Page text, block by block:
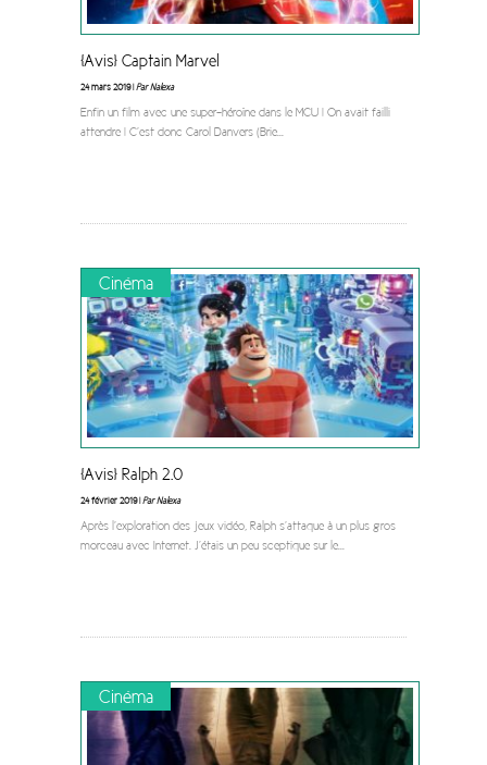
[Avis] Captain Marvel
24 mars 2019 |Par Nalexa
Enfin un film avec une super-héroïne dans le MCU ! On avait failli
attendre ! C’est donc Carol Danvers (Brie...
Cinéma
[Avis] Ralph 2.0
24 février 2019 |Par Nalexa
Après l’exploration des jeux vidéo, Ralph s’attaque à un plus gros
morceau avec Internet. J’étais un peu sceptique sur le...
Cinéma